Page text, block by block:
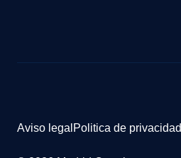
Aviso legal Politica de privacidad